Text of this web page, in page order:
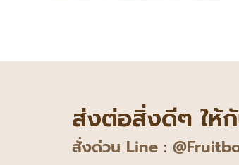
ส่งต่อสิ่งดีๆ ให้
สั่งด่วน Line :